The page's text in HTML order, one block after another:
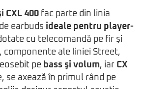
CXL 400 fac parte din linia
earbuds ideale pentru player-
cu telecomandă pe fir şi
, componente ale liniei Street,
pe bass şi volum, iar CX
se axează în primul rând pe